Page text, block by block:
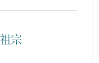
祖宗